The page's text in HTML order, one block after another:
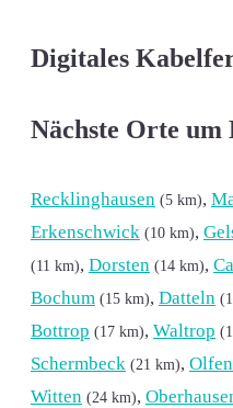
Digitales
Nächste Orte um
Recklinghausen (5 km),
Erkenschwick (10 km),
(11 km), Dorsten (14 km),
Bochum (15 km), Datteln
Bottrop (17 km), Waltrop
Schermbeck (21 km), Olfen
Witten (24 km),